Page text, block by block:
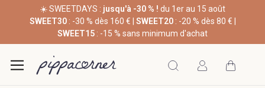
☀️ SWEETDAYS : jusqu'à -30 % ! du 1er au 15 août
SWEET30: -30 % dès 160 € | SWEET20: -20 % dès 80 € |
SWEET15 : -15 % sans minimum d'achat